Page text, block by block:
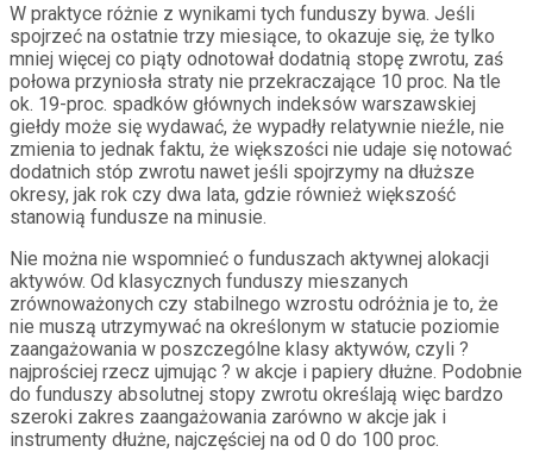
W praktyce różnie z wynikami tych funduszy bywa. Jeśli
spojrzeć na ostatnie trzy miesiące, to okazuje się, że tylko
mniej więcej co piąty odnotował dodatnią stopę zwrotu, zaś
połowa przyniosła straty nie przekraczające 10 proc. Na tle
ok. 19-proc. spadków głównych indeksów warszawskiej
giełdy może się wydawać, że wypadły relatywnie nieźle, nie
zmienia to jednak faktu, że większości nie udaje się notować
dodatnich stóp zwrotu nawet jeśli spojrzymy na dłuższe
okresy, jak rok czy dwa lata, gdzie również większość
stanowią fundusze na minusie.
Nie można nie wspomnieć o funduszach aktywnej alokacji
aktywów. Od klasycznych funduszy mieszanych
zrównoważonych czy stabilnego wzrostu odróżnia je to, że
nie muszą utrzymywać na określonym w statucie poziomie
zaangażowania w poszczególne klasy aktywów, czyli ?
najprościej rzecz ujmując ? w akcje i papiery dłużne. Podobnie
do funduszy absolutnej stopy zwrotu określają więc bardzo
szeroki zakres zaangażowania zarówno w akcje jak i
instrumenty dłużne, najczęściej na od 0 do 100 proc.